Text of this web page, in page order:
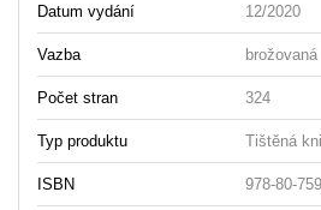
Datum vydání 12/2020
Vazba brožovaná
Počet stran 324
Typ produktu Tištěná
ISBN 978-80-